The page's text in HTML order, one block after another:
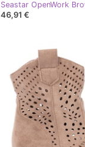
Seastar OpenWork
46,91 €